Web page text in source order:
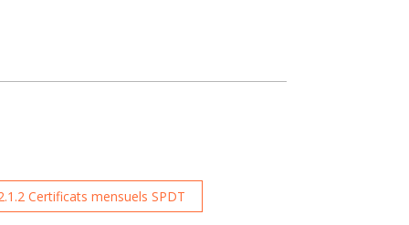
Certificats mensuels SPDT